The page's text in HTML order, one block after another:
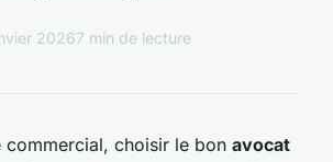
20267 min de lecture
commercial, choisir le bon avocat